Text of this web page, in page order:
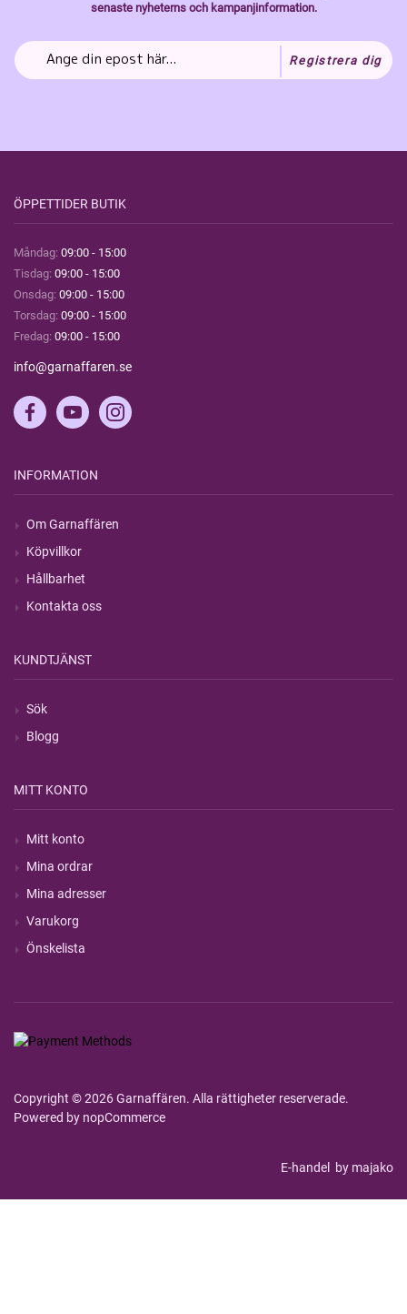
senaste nyheterns och kampanjinformation.
Registrera dig
ÖPPETTIDER BUTIK
Måndag: 09:00 - 15:00
Tisdag: 09:00 - 15:00
Onsdag: 09:00 - 15:00
Torsdag: 09:00 - 15:00
Fredag: 09:00 - 15:00
info@garnaffaren.se
INFORMATION
Om Garnaffären
Köpvillkor
Hållbarhet
Kontakta oss
KUNDTJÄNST
Sök
Blogg
MITT KONTO
Mitt konto
Mina ordrar
Mina adresser
Varukorg
Önskelista
Copyright © 2026 Garnaffären. Alla rättigheter reserverade.
Powered by nopCommerce
E-handel by majako